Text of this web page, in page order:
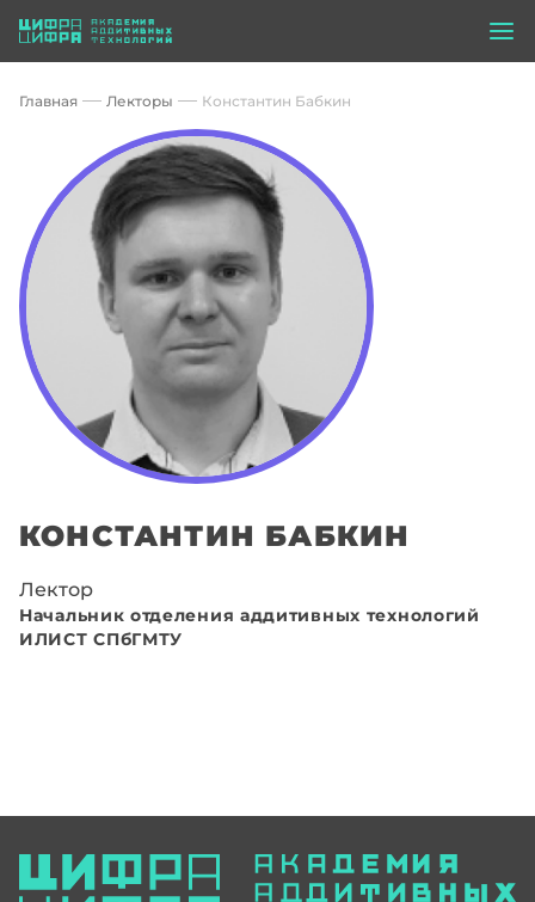
Главная Лекторы Константин Бабкин
КОНСТАНТИН БАБКИН
Лектор
Начальник отделения аддитивных технологий
ИЛИСТ СПбГМТУ